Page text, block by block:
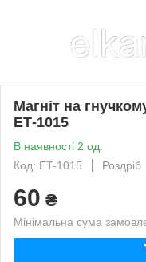
Магніт на
ЕТ-1015
В наявності 2 од.
Код: ET-1015
Роздріб
60 ₴
Мінімальна сума